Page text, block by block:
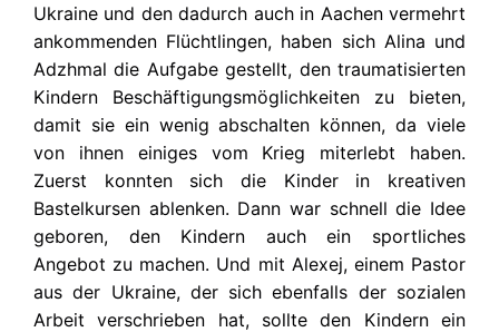
Ukraine und den dadurch auch in Aachen vermehrt
ankommenden Flüchtlingen, haben sich Alina und
Adzhmal die Aufgabe gestellt, den traumatisierten
Kindern Beschäftigungsmöglichkeiten zu bieten,
damit sie ein wenig abschalten können, da viele
von ihnen einiges vom Krieg miterlebt haben.
Zuerst konnten sich die Kinder in kreativen
Bastelkursen ablenken. Dann war schnell die Idee
geboren, den Kindern auch ein sportliches
Angebot zu machen. Und mit Alexej, einem Pastor
aus der Ukraine, der sich ebenfalls der sozialen
Arbeit verschrieben hat, sollte den Kindern ein